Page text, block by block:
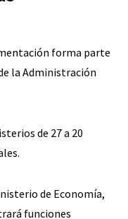
forma parte
la Administración
de 27 a 20
de Economía,
funciones